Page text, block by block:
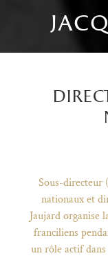
onglet)
nouvel onglet)
fenêtre modale)
de
Sous-directeur
nationaux et
Jaujard organise
franciliens
un rôle actif